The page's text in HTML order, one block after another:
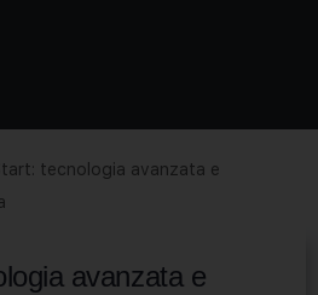
tecnologia avanzata e
avanzata e